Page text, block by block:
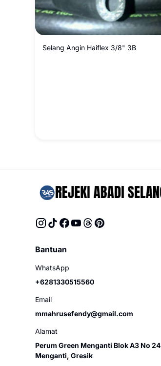
Selang Angin Haiflex 3/8" 3B
Bantuan
WhatsApp
+6281330515560
Email
mmahrusefendy@gmail.com
Alamat
Perum Green Menganti Blok A3 No 24
Menganti, Gresik